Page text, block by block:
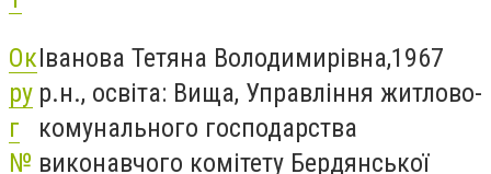
Ок
ру
г
№
Іванова Тетяна Володимирівна,1967
р.н., освіта: Вища, Управління житлово-
комунального господарства
виконавчого комітету Бердянської